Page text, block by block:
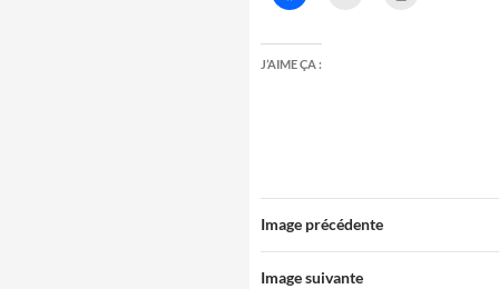
J’AIME ÇA :
Image précédente
Image suivante